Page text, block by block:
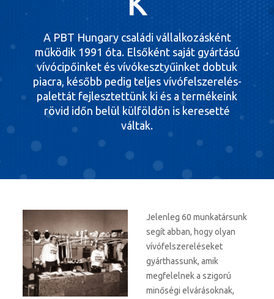
A PBT Hungary családi vállalkozásként
működik 1991 óta. Elsőként saját gyártású
vívócipőinket és vívókesztyűinket dobtuk
piacra, később pedig teljes vívófelszerelés-
palettát fejlesztettünk ki és a termékeink
rövid időn belül külföldön is keresetté
váltak.
Jelenleg 60 munkatársunk
segít abban, hogy olyan
vívófelszereléseket
gyárthassunk, amik
megfelelnek a szigorú
minőségi elvárásoknak,